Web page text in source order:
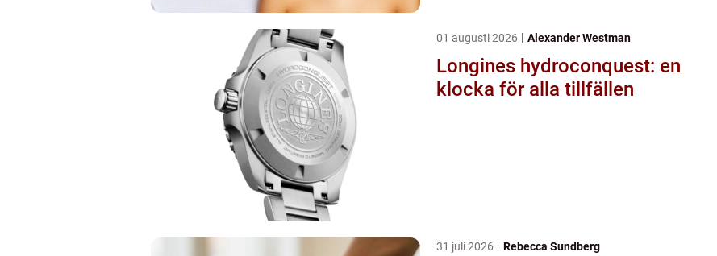
01 augusti 2026 Alexander Westman
Longines hydroconquest: en
klocka för alla tillfällen
31 juli 2026 Rebecca Sundberg